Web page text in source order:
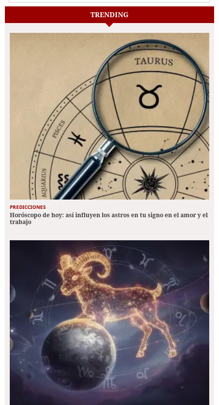
TRENDING
PREDICCIONES
Horóscopo de hoy: así influyen los astros en tu signo en el amor y el
trabajo